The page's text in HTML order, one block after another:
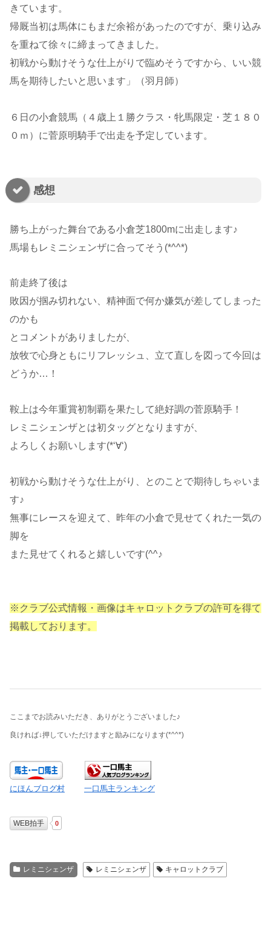
きています。
帰厩当初は馬体にもまだ余裕があったのですが、乗り込み
を重ねて徐々に締まってきました。
初戦から動けそうな仕上がりで臨めそうですから、いい競
馬を期待したいと思います」（羽月師）
６日の小倉競馬（４歳上１勝クラス・牝馬限定・芝１８０
０ｍ）に菅原明騎手で出走を予定しています。
感想
勝ち上がった舞台である小倉芝1800mに出走します♪
馬場もレミニシェンザに合ってそう(*^^*)
前走終了後は
敗因が掴み切れない、精神面で何か嫌気が差してしまった
のかも
とコメントがありましたが、
放牧で心身ともにリフレッシュ、立て直しを図って今回は
どうか…！
鞍上は今年重賞初制覇を果たして絶好調の菅原騎手！
レミニシェンザとは初タッグとなりますが、
よろしくお願いします(*‘∀‘)
初戦から動けそうな仕上がり、とのことで期待しちゃいま
す♪
無事にレースを迎えて、昨年の小倉で見せてくれた一気の
脚を
また見せてくれると嬉しいです(^^♪
※クラブ公式情報・画像はキャロットクラブの許可を得て
掲載しております。
ここまでお読みいただき、ありがとうございました♪
良ければ↓押していただけますと励みになります(*^^*)
にほんブログ村 一口馬主ランキング
WEB拍手 0
レミニシェンザ レミニシェンザ キャロットクラブ